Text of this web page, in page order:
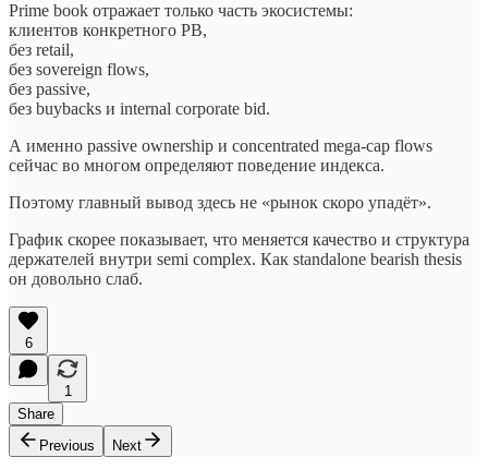
Prime book отражает только часть экосистемы:
клиентов конкретного PB,
без retail,
без sovereign flows,
без passive,
без buybacks и internal corporate bid.
А именно passive ownership и concentrated mega-cap flows
сейчас во многом определяют поведение индекса.
Поэтому главный вывод здесь не «рынок скоро упадёт».
График скорее показывает, что меняется качество и структура
держателей внутри semi complex. Как standalone bearish thesis
он довольно слаб.
6
1
Share
Previous
Next